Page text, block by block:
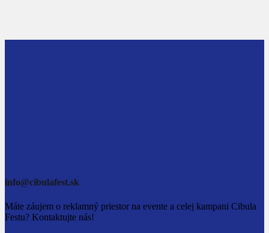
info@cibulafest.sk
Máte záujem o reklamný priestor na evente a celej kampani Cibula
Festu? Kontaktujte nás!